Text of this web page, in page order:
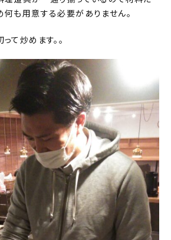
も用意する必要がありません。
て炒めます。。